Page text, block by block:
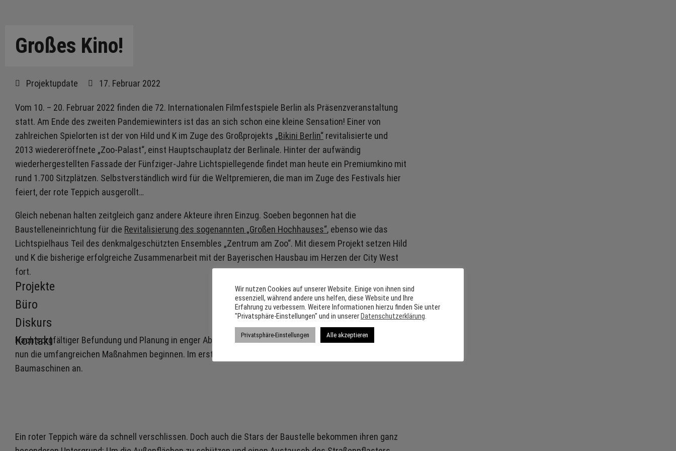
Projekte
Büro
Diskurs
Kontakt
Großes Kino!
Projektupdate 17. Februar 2022
Vom 10. – 20. Februar 2022 finden die 72. Internationalen Filmfestspiele Berlin als Präsenzveranstaltung
statt. Am Ende des zweiten Pandemiewinters ist das an sich schon eine kleine Sensation! Einer von
zahlreichen Spielorten ist der von Hild und K im Zuge des Großprojekts „Bikini Berlin“ revitalisierte und
2013 wiedereröffnete „Zoo-Palast“, einst Hauptschauplatz der Berlinale. Hinter der aufwändig
wiederhergestellten Fassade der Fünfziger-Jahre Lichtspiellegende findet man heute ein Premiumkino mit
rund 1.700 Sitzplätzen. Selbstverständlich wird für die Weltpremieren, die man im Zuge des Festivals hier
feiert, der rote Teppich ausgerollt…
Gleich nebenan halten zeitgleich ganz andere Akteure ihren Einzug. Soeben begonnen hat die
Baustelleneinrichtung für die Revitalisierung des sogenannten „Großen Hochhauses“, ebenso wie das
Lichtspielhaus Teil des denkmalgeschützten Ensembles „Zentrum am Zoo“. Mit diesem Projekt setzen Hild
und K die bisherige erfolgreiche Zusammenarbeit mit der Bayerischen Hausbau im Herzen der City West
fort.
Nach sorgfältiger Befundung und Planung in enger Abstimmung mit den Denkmalschutzbehörden können
nun die umfangreichen Maßnahmen beginnen. Im ersten Licht des Morgens rollen die schweren
Baumaschinen an.
Ein roter Teppich wäre da schnell verschlissen. Doch auch die Stars der Baustelle bekommen ihren ganz
Wir nutzen Cookies auf unserer Website. Einige von ihnen sind
essenziell, während andere uns helfen, diese Website und Ihre
Erfahrung zu verbessern. Weitere Informationen hierzu finden Sie unter
"Privatsphäre-Einstellungen" und in unsererDatenschutzerklärung
Privatsphäre-Einstellungen Alle akzeptieren